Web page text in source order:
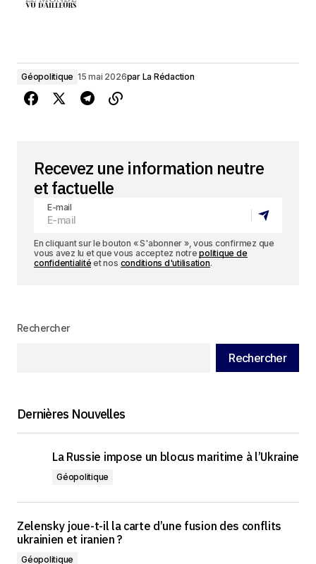
Géopolitique 15 mai 2026par La Rédaction
Recevez une information neutre
et factuelle
E-mail
En cliquant sur le bouton « S'abonner », vous confirmez que
vous avez lu et que vous acceptez notrepolitique de
confidentialité et nos conditions d'utilisation.
Rechercher
Rechercher
Dernières Nouvelles
La Russie impose un blocus maritime à l’Ukraine
Géopolitique
Zelensky joue-t-il la carte d’une fusion des conflits
ukrainien et iranien ?
Géopolitique